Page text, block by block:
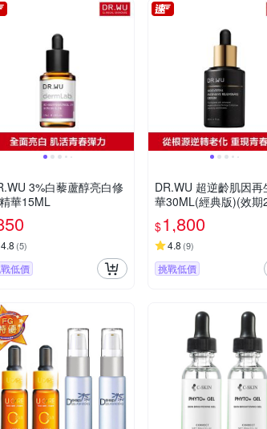
3%白藜蘆醇亮白修
華15ML
4.8 (5)
低價
DR.WU 超逆齡肌因再
華30ML(經典版)(效期
01)
$1,800
4.8 (9)
挑戰低價